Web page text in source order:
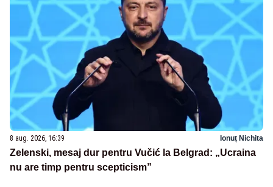
8 aug. 2026, 16:39 Ionuț Nichita
Zelenski, mesaj dur pentru Vučić la Belgrad: „Ucraina
nu are timp pentru scepticism”